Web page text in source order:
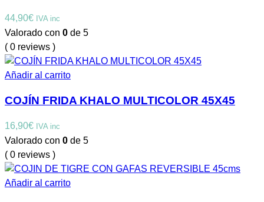
44,90€ IVA inc
Valorado con 0 de 5
( 0 reviews )
Añadir al carrito
COJÍN FRIDA KHALO MULTICOLOR 45X45
16,90€ IVA inc
Valorado con 0 de 5
( 0 reviews )
Añadir al carrito